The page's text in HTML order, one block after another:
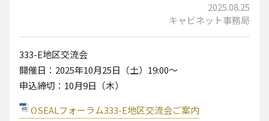
2025.08.25
キャビネット事務局
333-E地区交流会
開催日：2025年10月25日（土）19:00～
申込締切：10月9日（木）
OSEALフォーラム333-E地区交流会ご案内